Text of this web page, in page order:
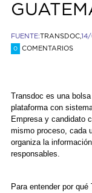
FUENTE:TRANSDOC,
0 COMENTARIOS
Transdoc es una
plataforma con
Empresa y candidato
mismo proceso, cada
organiza la
responsables.
Para entender por